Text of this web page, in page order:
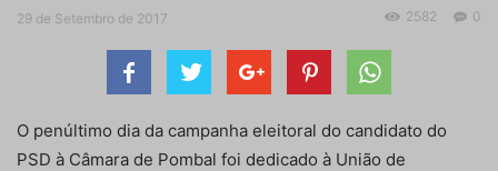
29 de Setembro de 2017 0
2582
O penúltimo dia da campanha eleitoral do candidato do
PSD à Câmara de Pombal foi dedicado à União de